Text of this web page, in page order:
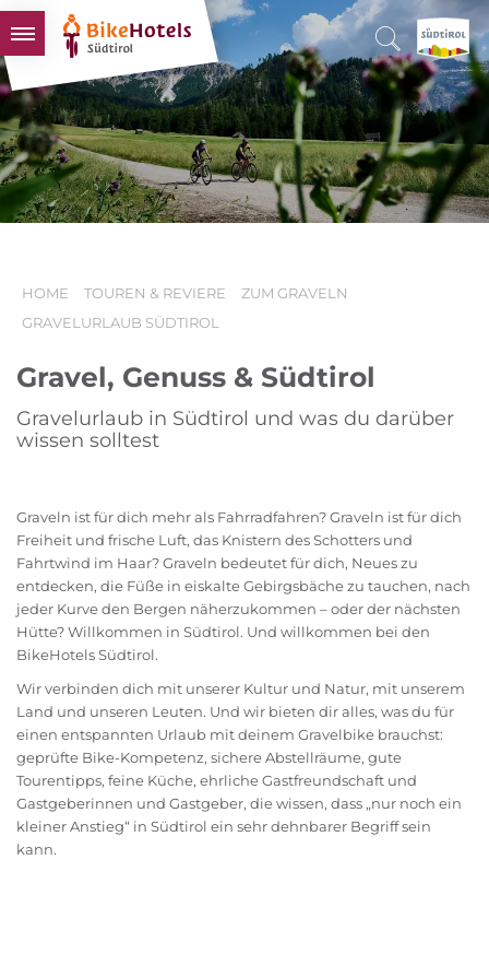
BIKEHOTELS
HOTELS & PAKETE
TOUREN & REVIERE
SÜDTIROL & WIR
HOME TOUREN & REVIERE
ZUM GRAVELN
GRAVELURLAUB SÜDTIROL
Gravel, Genuss & Südtirol
Gravelurlaub in Südtirol und was du darüber
wissen solltest
Graveln ist für dich mehr als Fahrradfahren? Graveln ist für dich
Freiheit und frische Luft, das Knistern des Schotters und
Fahrtwind im Haar? Graveln bedeutet für dich, Neues zu
entdecken, die Füße in eiskalte Gebirgsbäche zu tauchen, nach
jeder Kurve den Bergen näherzukommen – oder der nächsten
Hütte? Willkommen in Südtirol. Und willkommen bei den
BikeHotels Südtirol.
Wir verbinden dich mit unserer Kultur und Natur, mit unserem
Land und unseren Leuten. Und wir bieten dir alles, was du für
einen entspannten Urlaub mit deinem Gravelbike brauchst:
geprüfte Bike-Kompetenz, sichere Abstellräume, gute
Tourentipps, feine Küche, ehrliche Gastfreundschaft und
Gastgeberinnen und Gastgeber, die wissen, dass „nur noch ein
kleiner Anstieg“ in Südtirol ein sehr dehnbarer Begriff sein
kann.